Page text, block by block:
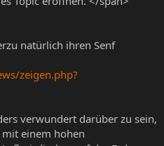
natürlich ihren Senf
zeigen.php?
verwundert darüber zu sein,
mit einem hohen